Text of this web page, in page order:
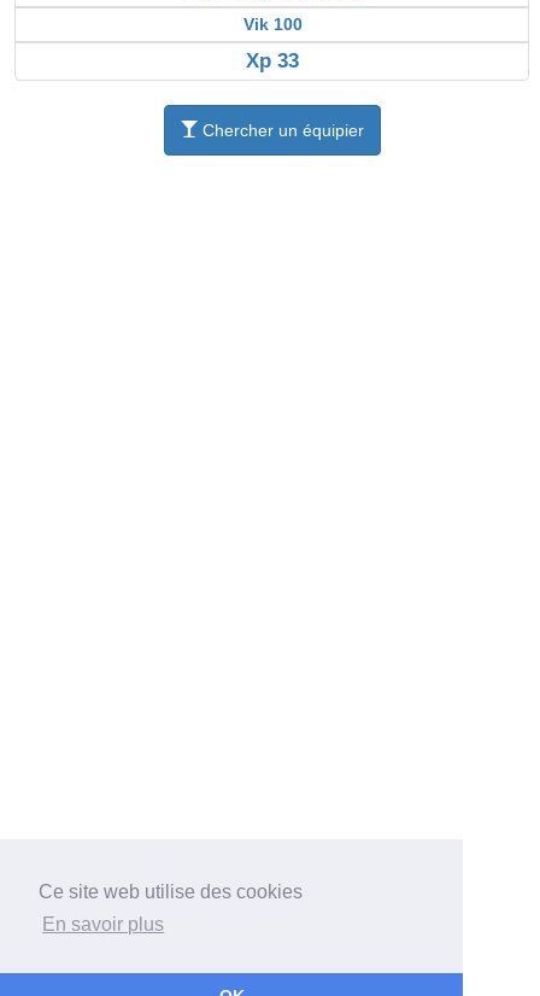
Ce site web utilise des cookies
En savoir plus
Vik 100
Xp 33
Chercher un équipier